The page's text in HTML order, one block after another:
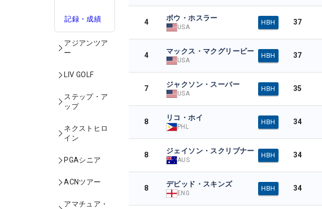
記録・成績
アジアンツア
ー
LIV GOLF
ステップ・ア
ップ
ネクストヒロ
イン
PGAシニア
ACNツアー
アマチュア・
4 ボウ・ホスラー
USA
HBH 37
4 マックス・マクグリービー
USA
HBH 37
7 ジャクソン・スーバー
USA
HBH 35
8 リコ・ホイ
PHL
HBH 34
8 ジェイソン・スクリブナー
AUS
HBH 34
8 デビッド・スキンズ
ENG
HBH 34